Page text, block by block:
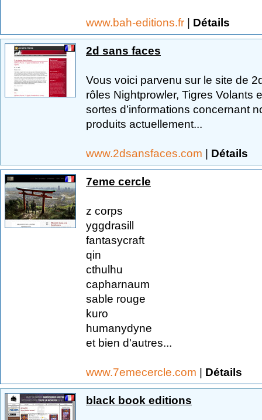
www.bah-editions.fr | Détails
2d sans faces
Vous voici parvenu sur le site de
rôles Nightprowler, Tigres Volants
sortes d’informations concernant
produits actuellement...
www.2dsansfaces.com | Détails
7eme cercle
z corps
yggdrasill
fantasycraft
qin
cthulhu
capharnaum
sable rouge
kuro
humanydyne
et bien d'autres...
www.7emecercle.com | Détails
black book editions